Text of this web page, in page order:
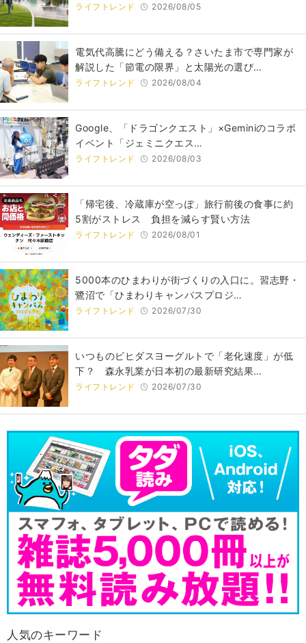
ライフトレンド 2026/08/05
電気代高騰にどう備える？さいたま市で専門家が
解説した「節電の限界」と太陽光の選び…
ライフトレンド 2026/08/04
Google、「ドラゴンクエスト」×Geminiのコラボ
イベント「ジェミニクエス…
ライフトレンド 2026/08/03
「帰宅後、冷蔵庫が空っぽ」旅行前後の食事に約
5割がストレス 負担を減らす賢い方法
ライフトレンド 2026/08/01
5000本のひまわりが街づくりの入口に。習志野・
鷺沼で「ひまわりキャンパスプロジ…
ライフトレンド 2026/07/30
いつものビヒダスヨーグルトで「老化速度」が低
下？ 森永乳業が日本初の最新研究結果…
ライフトレンド 2026/07/30
人気のキーワード